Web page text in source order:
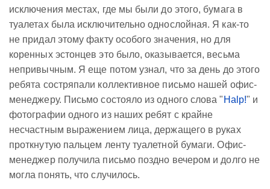
исключения местах, где мы были до этого, бумага в
туалетах была исключительно однослойная. Я как-то
не придал этому факту особого значения, но для
коренных эстонцев это было, оказывается, весьма
непривычным. Я еще потом узнал, что за день до этого
ребята состряпали коллективное письмо нашей офис-
менеджеру. Письмо состояло из одного слова " Halp!" и
фотографии одного из наших ребят с крайне
несчастным выражением лица, держащего в руках
проткнутую пальцем ленту туалетной бумаги. Офис-
менеджер получила письмо поздно вечером и долго не
могла понять, что случилось.